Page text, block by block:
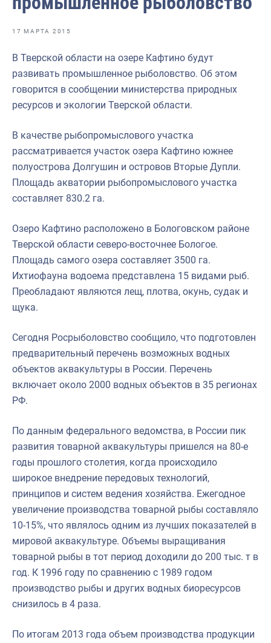
Отраслевые СМИ
Выставки и конференции
Научно-практическая литература
Рыбоохрана России
Большая африканская экспедиция
Укрепление духовно-нравственных ценностей
17 МАРТА 2015
В Тверской области на озере Кафтино будут
развивать промышленное рыболовство. Об этом
говорится в сообщении министерства природных
ресурсов и экологии Тверской области.
В качестве рыбопромыслового участка
рассматривается участок озера Кафтино южнее
полуострова Долгушин и островов Вторые Дупли.
Площадь акватории рыбопромыслового участка
составляет 830.2 га.
Озеро Кафтино расположено в Бологовском районе
Тверской области северо-восточнее Бологое.
Площадь самого озера составляет 3500 га.
Ихтиофауна водоема представлена 15 видами рыб.
Преобладают являются лещ, плотва, окунь, судак и
щука.
Сегодня Росрыболовство сообщило, что подготовлен
предварительный перечень возможных водных
объектов аквакультуры в России. Перечень
включает около 2000 водных объектов в 35 регионах
РФ.
По данным федерального ведомства, в России пик
развития товарной аквакультуры пришелся на 80-е
годы прошлого столетия, когда происходило
широкое внедрение передовых технологий,
принципов и систем ведения хозяйства. Ежегодное
увеличение производства товарной рыбы составляло
10-15%, что являлось одним из лучших показателей в
мировой аквакультуре. Объемы выращивания
товарной рыбы в тот период доходили до 200 тыс. т в
год. К 1996 году по сравнению с 1989 годом
производство рыбы и других водных биоресурсов
снизилось в 4 раза.
По итогам 2013 года объем производства продукции